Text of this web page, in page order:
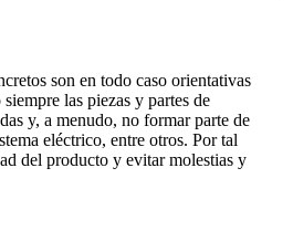
son en todo caso orientativas
las piezas y partes de
y, a menudo, no formar parte de
eléctrico, entre otros. Por tal
del producto y evitar molestias y